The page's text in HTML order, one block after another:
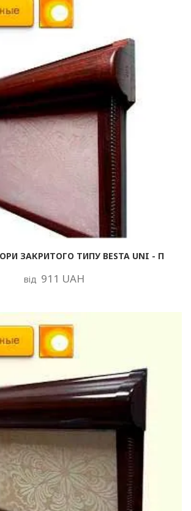
ЗАКРИТОГО ТИПУ BESTA UNI - П
від 911 UAH